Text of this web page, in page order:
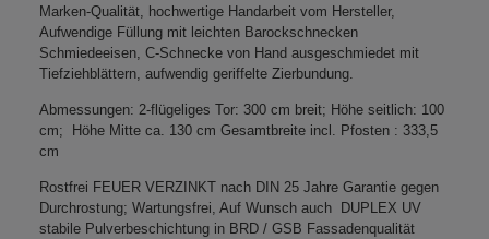
Marken-Qualität, hochwertige Handarbeit vom Hersteller,
Aufwendige Füllung mit leichten Barockschnecken
Schmiedeeisen, C-Schnecke von Hand ausgeschmiedet mit
Tiefziehblättern, aufwendig geriffelte Zierbundung.
Abmessungen: 2-flügeliges Tor: 300 cm breit; Höhe seitlich: 100
cm; Höhe Mitte ca. 130 cm Gesamtbreite incl. Pfosten : 333,5
cm
Rostfrei FEUER VERZINKT nach DIN 25 Jahre Garantie gegen
Durchrostung; Wartungsfrei, Auf Wunsch auch DUPLEX UV
stabile Pulverbeschichtung in BRD / GSB Fassadenqualität